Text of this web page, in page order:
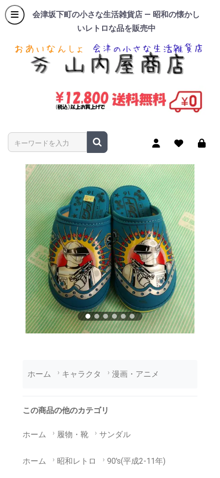
会津坂下町の小さな生活雑貨店 — 昭和の懐かし
いレトロな品を販売中
商品名やキーワードを入力
ホーム キャラクタ 漫画・アニメ
この商品の他のカテゴリ
ホーム 履物・靴 サンダル
ホーム 昭和レトロ 90's(平成2-11年)